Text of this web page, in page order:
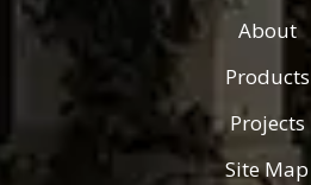
About
Products
Projects
Site Map